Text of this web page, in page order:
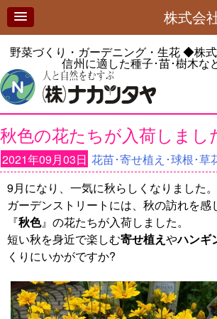
株式会
野菜づくり・ガーデニング・生花◆株
信州に適した種子･苗･樹木な
秋色の花たちが入荷しまし
2021年09月03日 花苗･寄せ植え･球根･草
9月になり、一気に秋らしくなりました。
ガーデンストリートには、秋の訪れを感
『秋色』の花たちが入荷しました。
短い秋を身近で楽しむ寄せ植えやハンギ
くりにいかがですか?